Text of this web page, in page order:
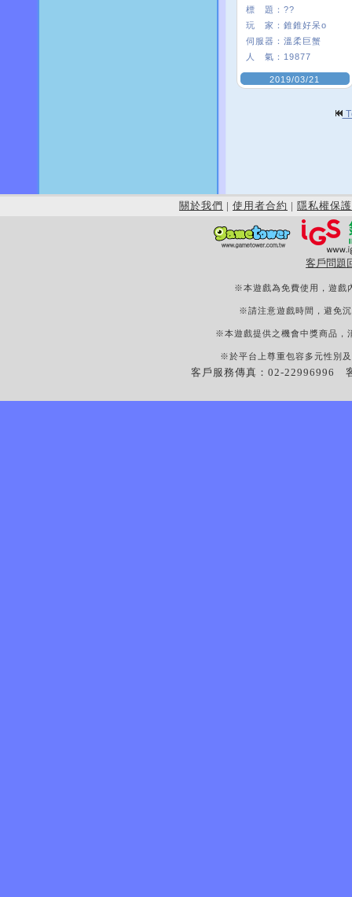
標 題： ??
玩 家： 錐錐好呆o
伺服器： 溫柔巨蟹
人 氣： 19877
2019/03/21
關於我們 | 使用者合約 | 隱私權保護
客戶問題
※本遊戲為免費使用，遊戲
※請注意遊戲時間，避免
※本遊戲提供之機會中獎商品，
※於平台上尊重包容多元性別
客戶服務傳真：02-22996996